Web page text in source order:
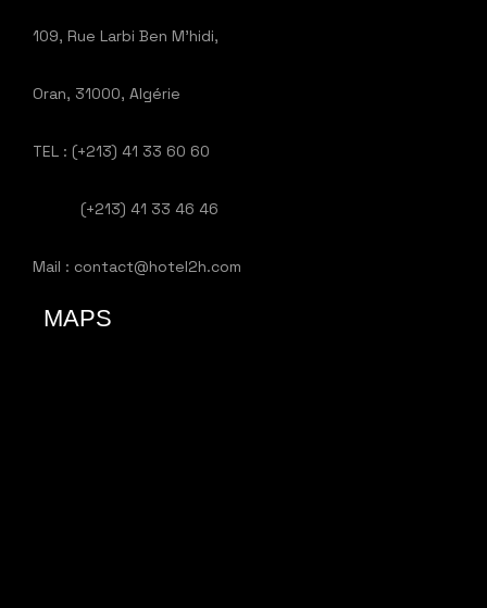
109, Rue Larbi Ben M’hidi,
Oran, 31000, Algérie
TEL : (+213) 41 33 60 60
(+213) 41 33 46 46
Mail : contact@hotel2h.com
MAPS